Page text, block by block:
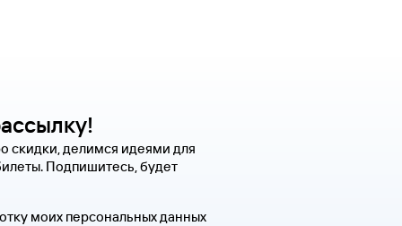
скидки, делимся идеями для
Подпишитесь, будет
моих персональных данных